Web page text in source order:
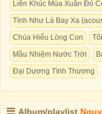
Liên Khúc Mùa Xuân Đó
Tình Như Lá Bay Xa
Chúa Hiểu Lòng Con
Mầu Nhiệm Nước Trời
Đại Dương Tình Thương
Album/playlist